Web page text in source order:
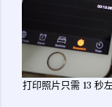
打印照片只需 13 秒